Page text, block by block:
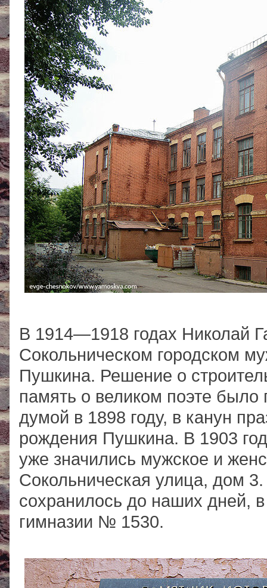
В 1914—1918 годах Николай
Сокольническом городском
Пушкина. Решение о
память о великом поэте было
думой в 1898 году, в канун
рождения Пушкина. В 1903
уже значились мужское и
Сокольническая улица, дом
сохранилось до наших дней,
гимназии № 1530.